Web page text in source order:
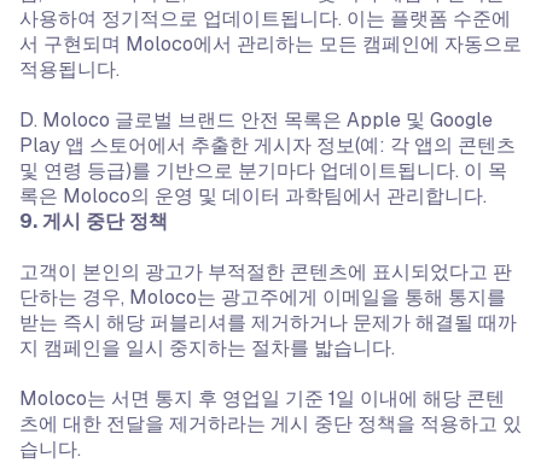
사용하여 정기적으로 업데이트됩니다. 이는 플랫폼 수준에
서 구현되며 Moloco에서 관리하는 모든 캠페인에 자동으로
적용됩니다.
D. Moloco 글로벌 브랜드 안전 목록은 Apple 및 Google
Play 앱 스토어에서 추출한 게시자 정보(예: 각 앱의 콘텐츠
및 연령 등급)를 기반으로 분기마다 업데이트됩니다. 이 목
록은 Moloco의 운영 및 데이터 과학팀에서 관리합니다.
9. 게시 중단 정책
고객이 본인의 광고가 부적절한 콘텐츠에 표시되었다고 판
단하는 경우, Moloco는 광고주에게 이메일을 통해 통지를
받는 즉시 해당 퍼블리셔를 제거하거나 문제가 해결될 때까
지 캠페인을 일시 중지하는 절차를 밟습니다.
Moloco는 서면 통지 후 영업일 기준 1일 이내에 해당 콘텐
츠에 대한 전달을 제거하라는 게시 중단 정책을 적용하고 있
습니다.